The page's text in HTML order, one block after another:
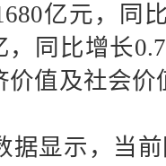
亿元，同
，同比增长
价值及社会
据显示，当